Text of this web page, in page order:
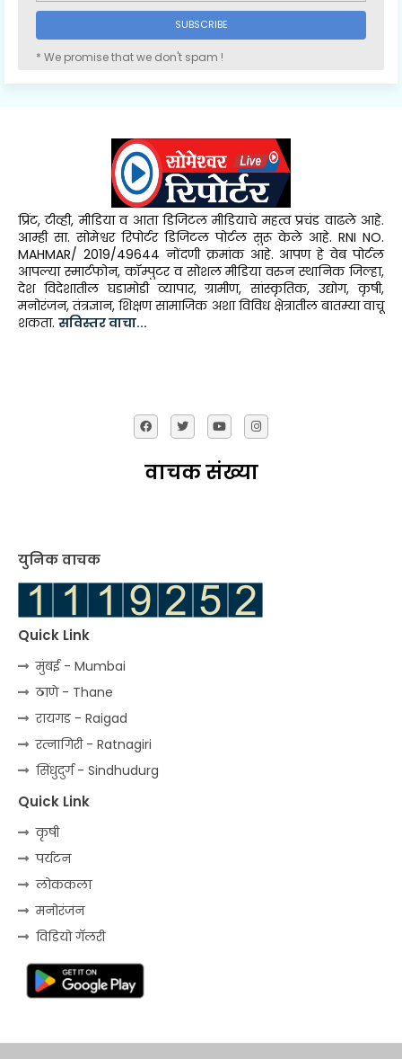
* We promise that we don't spam !
प्रिंट, टीव्ही, मीडिया व आता डिजिटल मीडियाचे महत्व प्रचंड वाढले आहे.
आम्ही सा. सोमेश्वर रिपोर्टर डिजिटल पोर्टल सुरू केले आहे. RNI NO.
MAHMAR/ 2019/49644 नोंदणी क्रमांक आहे. आपण हे वेब पोर्टल
आपल्या स्मार्टफोन, कॉम्पुटर व सोशल मीडिया वरुन स्थानिक जिल्हा,
देश विदेशातील घडामोडी व्यापार, ग्रामीण, सांस्कृतिक, उद्योग, कृषी,
मनोरंजन, तंत्रज्ञान, शिक्षण सामाजिक अशा विविध क्षेत्रातील बातम्या वाचू
शकता. सविस्तर वाचा...
वाचक संख्या
युनिक वाचक
Quick Link
मुंबई - Mumbai
ठाणे - Thane
रायगड - Raigad
रत्‍नागिरी - Ratnagiri
सिंधुदुर्ग - Sindhudurg
Quick Link
कृषी
पर्यटन
लोककला
मनोरंजन
विडियो गॅलरी